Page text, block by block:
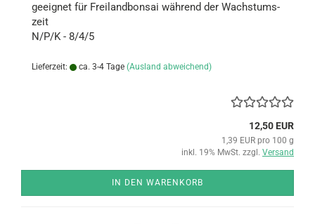
ge­eig­net für Frei­land­bon­sai wäh­rend der Wachs­tums­
zeit
N/P/K - 8/4/5
Lieferzeit: ca. 3-4 Tage (Ausland abweichend)
12,50 EUR
1,39 EUR pro 100 g
inkl. 19% MwSt. zzgl. Versand
IN DEN WARENKORB